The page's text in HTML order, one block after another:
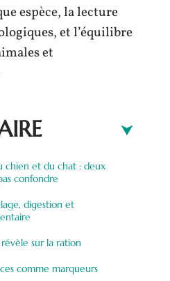
espèce, la lecture
et l’équilibre
et
chien et du chat : deux
confondre
digestion et
sur la ration
comme marqueurs